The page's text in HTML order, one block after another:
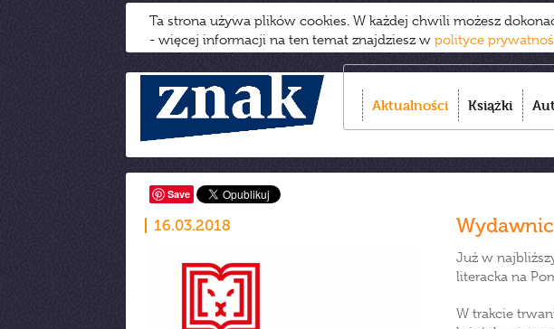
Ta strona używa plików cookies. W każdej chwili możesz
- więcej informacji na ten temat znajdziesz w polityce
Aktualności Książki
Save
16.03.2018
Już w
literacka na
W trakcie